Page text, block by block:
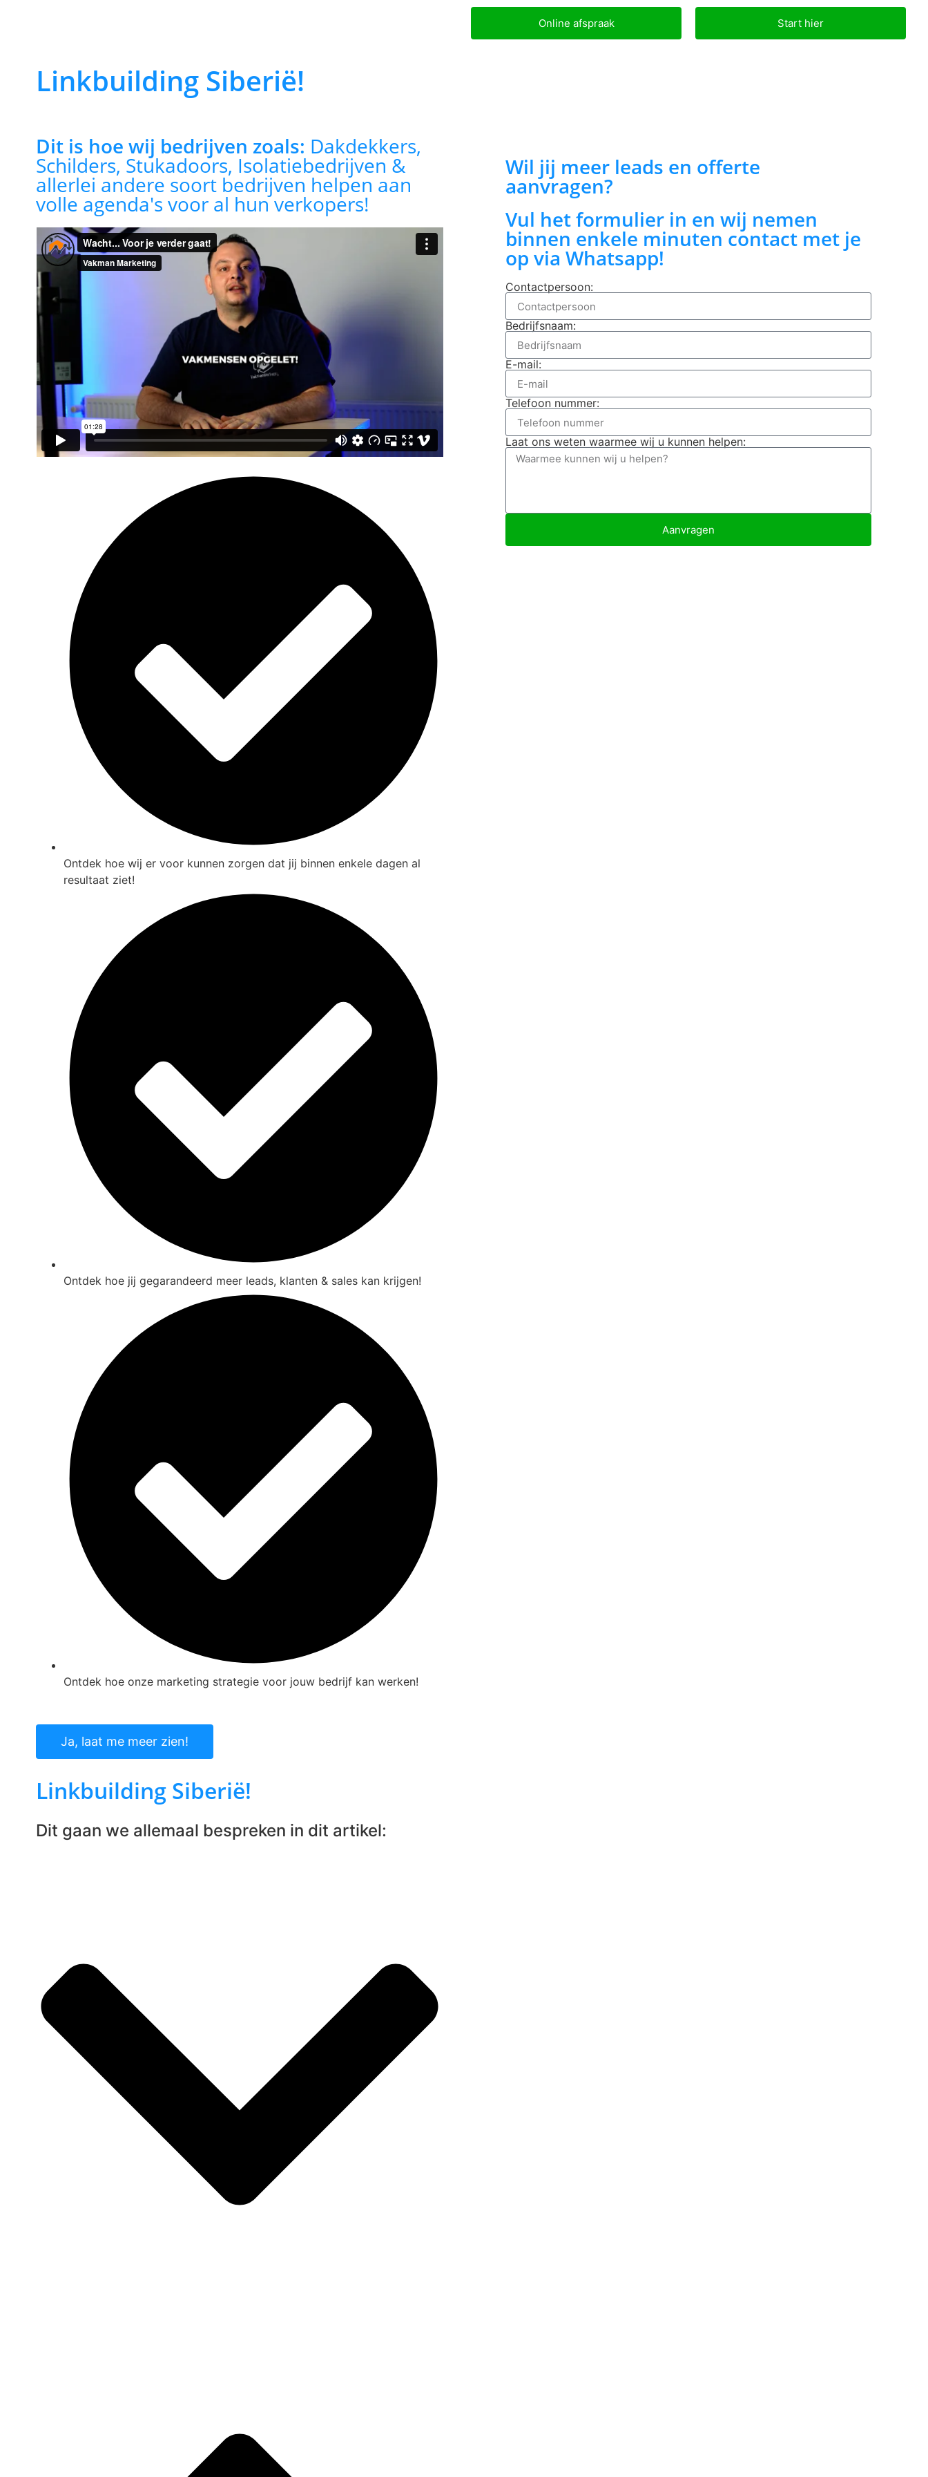
Online afspraak Start hier
Linkbuilding Siberië!
Dit is hoe wij bedrijven zoals: Dakdekkers,
Schilders, Stukadoors, Isolatiebedrijven &
allerlei andere soort bedrijven helpen aan
volle agenda's voor al hun verkopers!
Ontdek hoe wij er voor kunnen zorgen dat jij binnen enkele dagen al
resultaat ziet!
Ontdek hoe jij gegarandeerd meer leads, klanten & sales kan krijgen!
Ontdek hoe onze marketing strategie voor jouw bedrijf kan werken!
Ja, laat me meer zien!
Linkbuilding Siberië!
Dit gaan we allemaal bespreken in dit artikel:
Wil jij meer leads en offerte
aanvragen?
Vul het formulier in en wij nemen
binnen enkele minuten contact met je
op via Whatsapp!
Contactpersoon:
Bedrijfsnaam:
E-mail:
Telefoon nummer:
Laat ons weten waarmee wij u kunnen helpen:
Aanvragen